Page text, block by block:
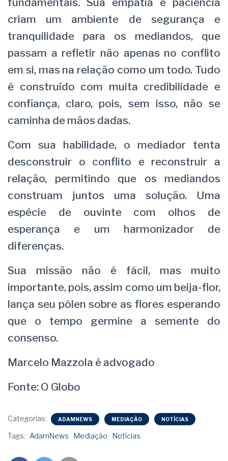
criam um ambiente de segurança e
tranquilidade para os mediandos, que
passam a refletir não apenas no conflito
em si, mas na relação como um todo. Tudo
é construído com muita credibilidade e
confiança, claro, pois, sem isso, não se
caminha de mãos dadas.
Com sua habilidade, o mediador tenta
desconstruir o conflito e reconstruir a
relação, permitindo que os mediandos
construam juntos uma solução. Uma
espécie de ouvinte com olhos de
esperança e um harmonizador de
diferenças.
Sua missão não é fácil, mas muito
importante, pois, assim como um beija-flor,
lança seu pólen sobre as flores esperando
que o tempo germine a semente do
consenso.
Marcelo Mazzola é advogado
Fonte: O Globo
Categorias: ADAMNEWS MEDIAÇÃO NOTÍCIAS
Tags: AdamNews Mediação Notícias